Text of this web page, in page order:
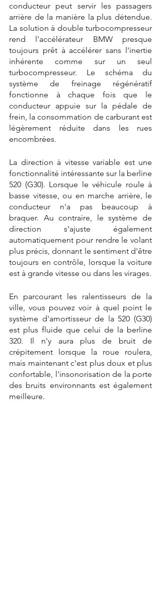
conducteur peut servir les passagers
arrière de la manière la plus détendue.
La solution à double turbocompresseur
rend l'accélérateur BMW presque
toujours prêt à accélérer sans l'inertie
inhérente comme sur un seul
turbocompresseur. Le schéma du
système de freinage régénératif
fonctionne à chaque fois que le
conducteur appuie sur la pédale de
frein, la consommation de carburant est
légèrement réduite dans les rues
encombrées.
La direction à vitesse variable est une
fonctionnalité intéressante sur la berline
520 (G30). Lorsque le véhicule roule à
basse vitesse, ou en marche arrière, le
conducteur n'a pas beaucoup à
braquer. Au contraire, le système de
direction s'ajuste également
automatiquement pour rendre le volant
plus précis, donnant le sentiment d'être
toujours en contrôle, lorsque la voiture
est à grande vitesse ou dans les virages.
En parcourant les ralentisseurs de la
ville, vous pouvez voir à quel point le
système d'amortisseur de la 520 (G30)
est plus fluide que celui de la berline
320. Il n'y aura plus de bruit de
crépitement lorsque la roue roulera,
mais maintenant c'est plus doux et plus
confortable, l'insonorisation de la porte
des bruits environnants est également
meilleure.